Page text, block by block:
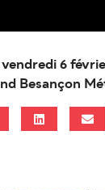
vendredi 6
Besançon